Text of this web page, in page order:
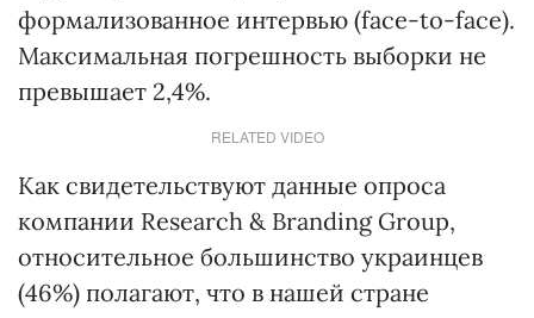
формализованное интервью (face-to-face).
Максимальная погрешность выборки не
превышает 2,4%.
RELATED VIDEO
Как свидетельствуют данные опроса
компании Research & Branding Group,
относительное большинство украинцев
(46%) полагают, что в нашей стране